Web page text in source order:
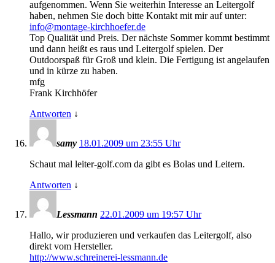
aufgenommen. Wenn Sie weiterhin Interesse an Leitergolf
haben, nehmen Sie doch bitte Kontakt mit mir auf unter:
info@montage-kirchhoefer.de
Top Qualität und Preis. Der nächste Sommer kommt bestimmt
und dann heißt es raus und Leitergolf spielen. Der
Outdoorspaß für Groß und klein. Die Fertigung ist angelaufen
und in kürze zu haben.
mfg
Frank Kirchhöfer
Antworten ↓
samy 18.01.2009 um 23:55 Uhr
Schaut mal leiter-golf.com da gibt es Bolas und Leitern.
Antworten ↓
Lessmann 22.01.2009 um 19:57 Uhr
Hallo, wir produzieren und verkaufen das Leitergolf, also
direkt vom Hersteller.
http://www.schreinerei-lessmann.de